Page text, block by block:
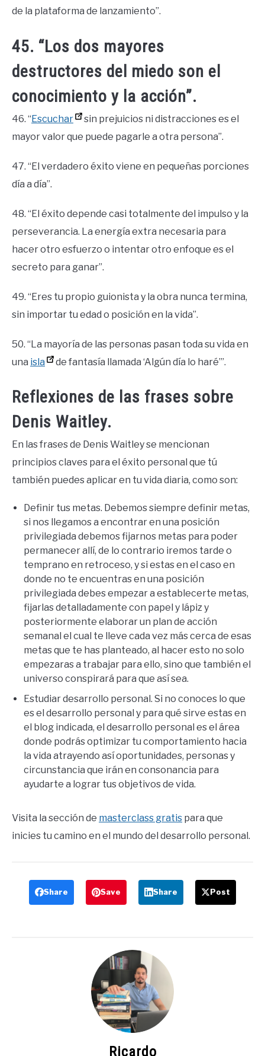
de la plataforma de lanzamiento”.
45. “Los dos mayores
destructores del miedo son el
conocimiento y la acción”.
46. “Escuchar
sin prejuicios ni distracciones es el
mayor valor que puede pagarle a otra persona”.
47. “El verdadero éxito viene en pequeñas porciones
día a día”.
48. “El éxito depende casi totalmente del impulso y la
perseverancia. La energía extra necesaria para
hacer otro esfuerzo o intentar otro enfoque es el
secreto para ganar”.
49. “Eres tu propio guionista y la obra nunca termina,
sin importar tu edad o posición en la vida”.
50. “La mayoría de las personas pasan toda su vida en
una isla de fantasía llamada ‘Algún día lo haré’”.
Reflexiones de las frases sobre
Denis Waitley.
En las frases de Denis Waitley se mencionan
principios claves para el éxito personal que tú
también puedes aplicar en tu vida diaria, como son:
Definir tus metas. Debemos siempre definir metas,
si nos llegamos a encontrar en una posición
privilegiada debemos fijarnos metas para poder
permanecer allí, de lo contrario iremos tarde o
temprano en retroceso, y si estas en el caso en
donde no te encuentras en una posición
privilegiada debes empezar a establecerte metas,
fijarlas detalladamente con papel y lápiz y
posteriormente elaborar un plan de acción
semanal el cual te lleve cada vez más cerca de esas
metas que te has planteado, al hacer esto no solo
empezaras a trabajar para ello, sino que también el
universo conspirará para que así sea.
Estudiar desarrollo personal. Si no conoces lo que
es el desarrollo personal y para qué sirve estas en
el blog indicada, el desarrollo personal es el área
donde podrás optimizar tu comportamiento hacia
la vida atrayendo así oportunidades, personas y
circunstancia que irán en consonancia para
ayudarte a lograr tus objetivos de vida.
Visita la sección de masterclass gratis para que
inicies tu camino en el mundo del desarrollo personal.
Share Save Share Post
Ricardo